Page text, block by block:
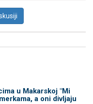
u Makarskoj "Mi
a oni divljaju